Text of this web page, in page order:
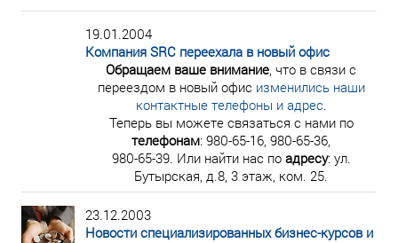
19.01.2004
Компания SRC переехала в новый офис
Обращаем ваше внимание, что в связи с
переездом в новый офис изменились наши
контактные телефоны и адрес.
Теперь вы можете связаться с нами по
телефонам: 980-65-16, 980-65-36,
980-65-39. Или найти нас по адресу: ул.
Бутырская, д.8, 3 этаж, ком. 25.
23.12.2003
Новости специализированных бизнес-курсов и